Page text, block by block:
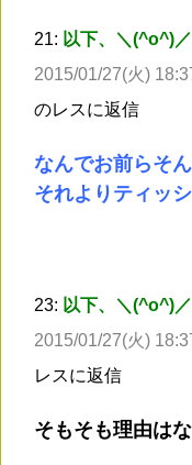
21: 以下、＼(^o^)
2015/01/27(火)
のレスに返信
なんでお前らそ
それよりティッ
23: 以下、＼(^o^)
2015/01/27(火)
レスに返信
そもそも理由は